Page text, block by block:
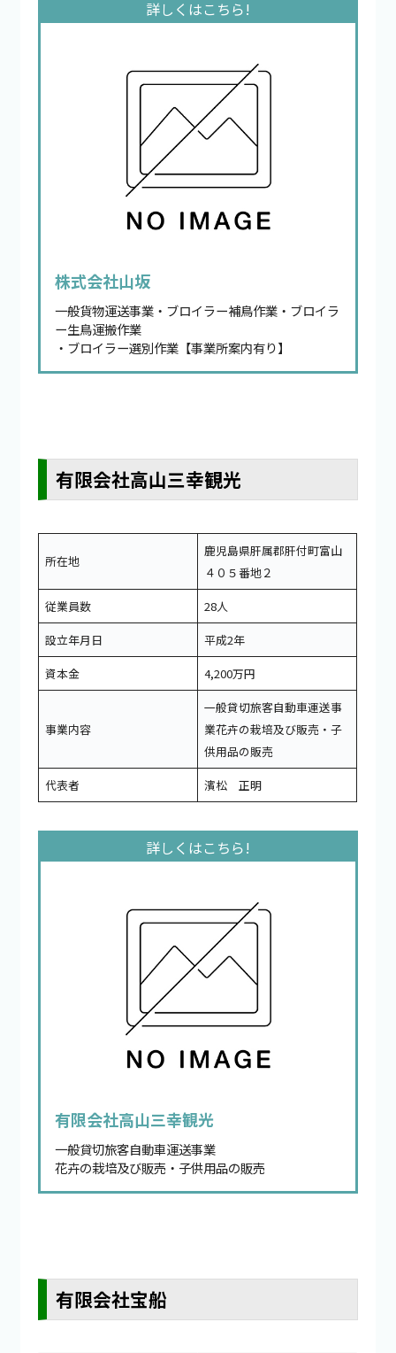
株式会社山坂
一般貨物運送事業・ブロイラー補鳥作業・ブロイラ
ー生鳥運搬作業
・ブロイラー選別作業【事業所案内有り】
有限会社高山三幸観光
所在地
鹿児島県肝属郡肝付町富山
４０５番地２
従業員数
28人
設立年月日
平成2年
資本金
4,200万円
事業内容
一般貸切旅客自動車運送事
業花卉の栽培及び販売・子
供用品の販売
代表者
濱松 正明
有限会社高山三幸観光
一般貸切旅客自動車運送事業
花卉の栽培及び販売・子供用品の販売
有限会社宝船